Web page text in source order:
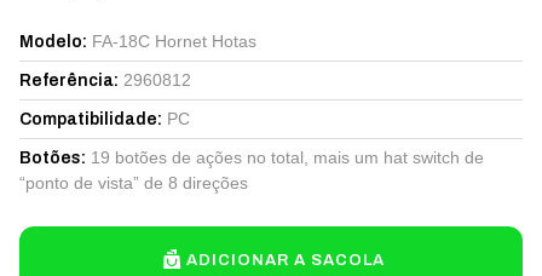
Modelo: FA-18C Hornet Hotas
Referência: 2960812
Compatibilidade: PC
Botões: 19 botões de ações no total, mais um hat switch de
“ponto de vista” de 8 direções
ADICIONAR A SACOLA